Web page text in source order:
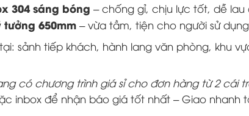
304 sáng bóng – chống gỉ, chịu lực tốt, dễ lau
650mm – vừa tầm, tiện cho người sử dụng
sảnh tiếp khách, hành lang văn phòng, khu
có chương trình giá sỉ cho đơn hàng từ 2 cái
inbox để nhận báo giá tốt nhất – Giao nhanh